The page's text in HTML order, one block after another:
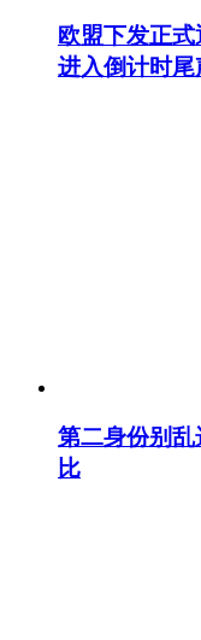
欧盟下发正
进入倒计时尾
第二身份别
比